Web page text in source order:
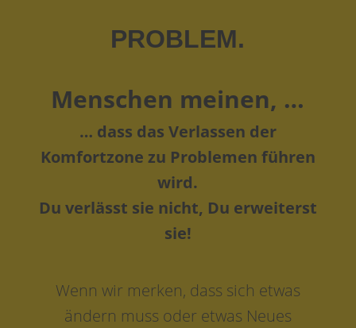
PROBLEM.
Menschen meinen, …
… dass das Verlassen der
Komfortzone zu Problemen führen
wird.
Du verlässt sie nicht, Du erweiterst
sie!
Wenn wir merken, dass sich etwas
ändern muss oder etwas Neues